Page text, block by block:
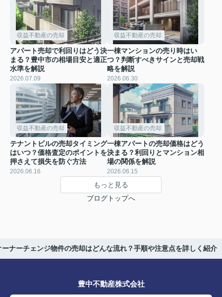
収益不動産の売却
アパート売却で利回りはどう決
まる？豊中市の相場目安と適正
水準を解説
2026.07.09
収益不動産の売却
一棟マンションの売り時はい
つ？判断すべきサインと売却戦
略を解説
2026.06.30
収益不動産の売却
テナントビルの売却タイミング
はいつ？価格査定のポイントを
押さえて損失を防ぐ方法
2026.06.16
収益不動産の売却
一棟アパートの売却価格はどう
決まる？利回りとマンション相
場の関係を解説
2026.06.15
もっと見る
ブログトップへ
ーナーチェンジ物件の売却はどんな流れ？手順や注意点を詳しく紹介
豊中不動産株式会社